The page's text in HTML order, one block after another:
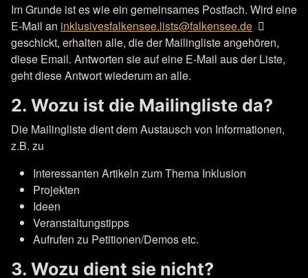
Im Grunde ist es wie ein gemeinsames Postfach. Wird eine
E-Mail an inklusivesfalkensee.lists@falkensee.de
geschickt, erhalten alle, die der Mailingliste angehören,
diese Email. Antworten sie auf eine E-Mail aus der Liste,
geht diese Antwort wiederum an alle.
2. Wozu ist die Mailingliste da?
Die Mailingliste dient dem Austausch von Informationen,
z.B. zu
Interessanten Artikeln zum Thema Inklusion
Projekten
Ideen
Veranstaltungstipps
Aufrufen zu Petitionen/Demos etc.
3. Wozu dient sie nicht?